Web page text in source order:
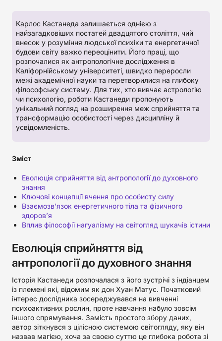
Карлос Кастанеда залишається однією з
найзагадковіших постатей двадцятого століття, чий
внесок у розуміння людської психіки та енергетичної
будови світу важко переоцінити. Його праці, що
розпочалися як антропологічне дослідження в
Каліфорнійському університеті, швидко переросли
межі академічної науки та перетворилися на глибоку
філософську систему. Для тих, хто вивчає астрологію
чи психологію, роботи Кастанеди пропонують
унікальний погляд на розширення меж сприйняття та
трансформацію особистості через дисципліну й
усвідомленість.
Зміст
Еволюція сприйняття від антропології до духовного
знання
Ключові концепції вчення про особисту силу
Взаємозв’язок енергетичного тіла та фізичного
здоров’я
Вплив філософії нагуалізму на світогляд шукачів істини
Еволюція сприйняття від
антропології до духовного знання
Історія Кастанеди розпочалася з його зустрічі з індіанцем
із племені які, відомим як дон Хуан Матус. Початковий
інтерес дослідника зосереджувався на вивченні
психоактивних рослин, проте навчання набуло зовсім
іншого спрямування. Замість простого збору даних,
автор зіткнувся з цілісною системою світогляду, яку він
назвав магією, хоча за своєю суттю це глибока робота зі